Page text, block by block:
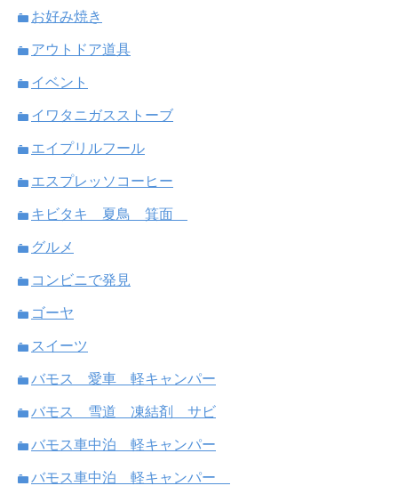
お好み焼き
アウトドア道具
イベント
イワタニガスストーブ
エイプリルフール
エスプレッソコーヒー
キビタキ 夏鳥 箕面
グルメ
コンビニで発見
ゴーヤ
スイーツ
バモス 愛車 軽キャンパー
バモス 雪道 凍結剤 サビ
バモス車中泊 軽キャンパー
バモス車中泊 軽キャンパー